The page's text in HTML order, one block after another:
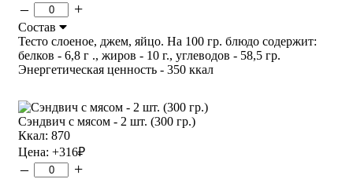
– +
Состав
Тесто слоеное, джем, яйцо. На 100 гр. блюдо содержит:
белков - 6,8 г ., жиров - 10 г., углеводов - 58,5 гр.
Энергетическая ценность - 350 ккал
Сэндвич с мясом - 2 шт. (300 гр.)
Ккал: 870
Цена: +316₽
– +